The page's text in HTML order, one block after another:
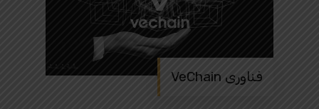
فناوری VeChain